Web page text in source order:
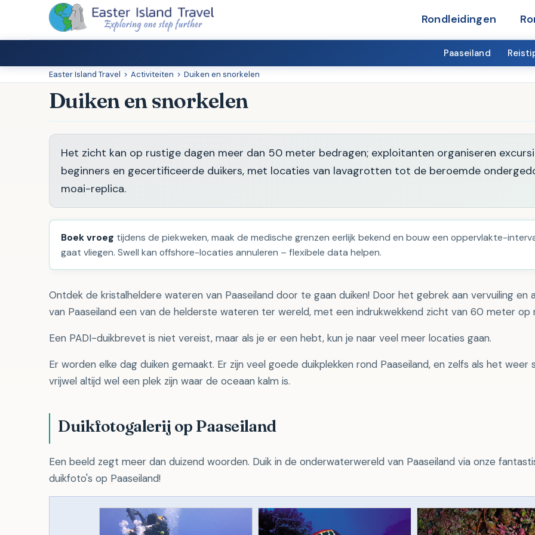
Rondleidingen
Paaseiland
Easter Island Travel > Activiteiten > Duiken en snorkelen
Duiken en snorkelen
Het zicht kan op rustige dagen meer dan 50 meter bedragen; exploitanten organiseren
beginners en gecertificeerde duikers, met locaties van lavagrotten tot de beroemde
moai-replica.
Boek vroeg tijdens de piekweken, maak de medische grenzen eerlijk bekend en bouw een oppervlakte-
gaat vliegen. Swell kan offshore-locaties annuleren – flexibele data helpen.
Ontdek de kristalheldere wateren van Paaseiland door te gaan duiken! Door het gebrek aan vervuiling en
van Paaseiland een van de helderste wateren ter wereld, met een indrukwekkend zicht van 60 meter op
Een PADI-duikbrevet is niet vereist, maar als je er een hebt, kun je naar veel meer locaties gaan.
Er worden elke dag duiken gemaakt. Er zijn veel goede duikplekken rond Paaseiland, en zelfs als het weer
vrijwel altijd wel een plek zijn waar de oceaan kalm is.
Duikfotogalerij op Paaseiland
Een beeld zegt meer dan duizend woorden. Duik in de onderwaterwereld van Paaseiland via onze
duikfoto's op Paaseiland!